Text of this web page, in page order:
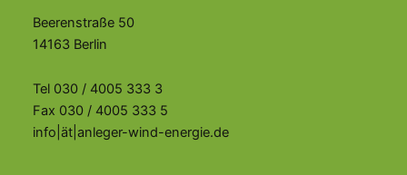
Beerenstraße 50
14163 Berlin
Tel 030 / 4005 333 3
Fax 030 / 4005 333 5
info|ät|anleger-wind-energie.de